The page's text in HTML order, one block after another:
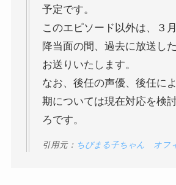
予定です。
このエピソード以外は、３
降当面の間、過去に放送し
お送りいたします。
なお、後任の声優、後任に
期については現在対応を検
ろです。
引用元： ちびまる子ちゃん オフ